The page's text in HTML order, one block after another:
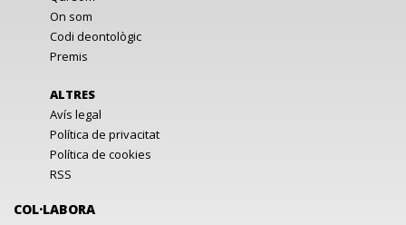
On som
Codi deontològic
Premis
ALTRES
Avís legal
Política de privacitat
Política de cookies
RSS
COL·LABORA